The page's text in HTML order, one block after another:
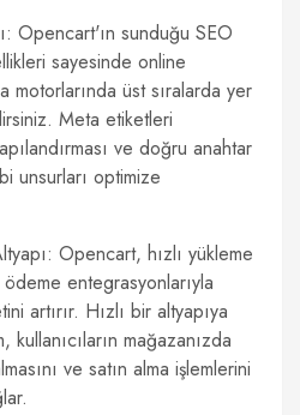
Opencart'ın sunduğu SEO
sayesinde online
motorlarında üst sıralarda yer
Meta etiketleri
ve doğru anahtar
unsurları optimize
Opencart, hızlı yükleme
entegrasyonlarıyla
artırır. Hızlı bir altyapıya
mağazanızda
ve satın alma işlemlerini